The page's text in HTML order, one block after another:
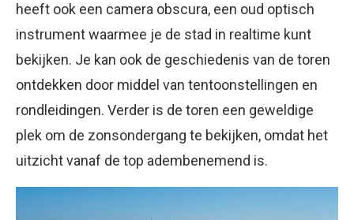
heeft ook een camera obscura, een oud optisch
instrument waarmee je de stad in realtime kunt
bekijken. Je kan ook de geschiedenis van de toren
ontdekken door middel van tentoonstellingen en
rondleidingen. Verder is de toren een geweldige
plek om de zonsondergang te bekijken, omdat het
uitzicht vanaf de top adembenemend is.